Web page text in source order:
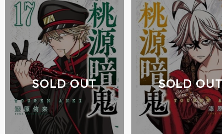
SOLD OUT SOLD